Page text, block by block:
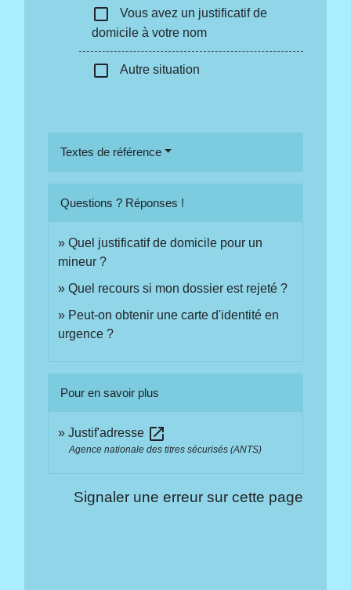
check_box_outline_blank
Vous avez un justificatif de
domicile à votre nom
check_box_outline_blank Autre situation
Textes de référence
Questions ? Réponses !
Quel justificatif de domicile pour un
mineur ?
Quel recours si mon dossier est rejeté ?
Peut-on obtenir une carte d'identité en
urgence ?
Pour en savoir plus
Justif'adresse open_in_new
Agence nationale des titres sécurisés (ANTS)
Signaler une erreur sur cette page